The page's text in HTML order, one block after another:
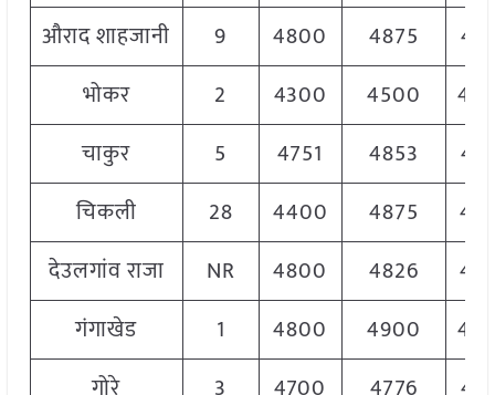
औराद शाहजानी
9 4800 4875
भोकर
2 4300 4500
चाकुर
5 4751 4853
चिकली
28 4400 4875
देउलगांव राजा
NR 4800 4826
गंगाखेड
1 4800 4900